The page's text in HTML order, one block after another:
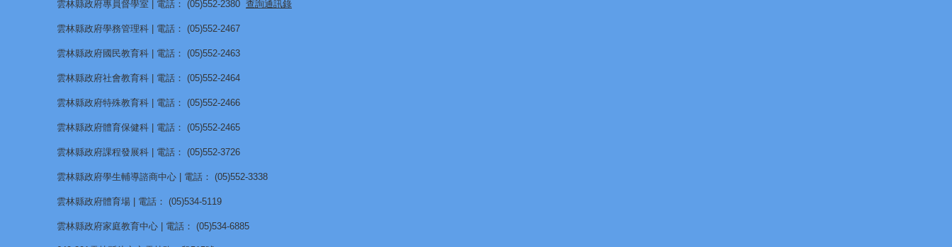
雲林縣政府專員督學室 | 電話： (05)552-2380 查詢通訊錄
雲林縣政府學務管理科 | 電話： (05)552-2467
雲林縣政府國民教育科 | 電話： (05)552-2463
雲林縣政府社會教育科 | 電話： (05)552-2464
雲林縣政府特殊教育科 | 電話： (05)552-2466
雲林縣政府體育保健科 | 電話： (05)552-2465
雲林縣政府課程發展科 | 電話： (05)552-3726
雲林縣政府學生輔導諮商中心 | 電話： (05)552-3338
雲林縣政府體育場 | 電話： (05)534-5119
雲林縣政府家庭教育中心 | 電話： (05)534-6885